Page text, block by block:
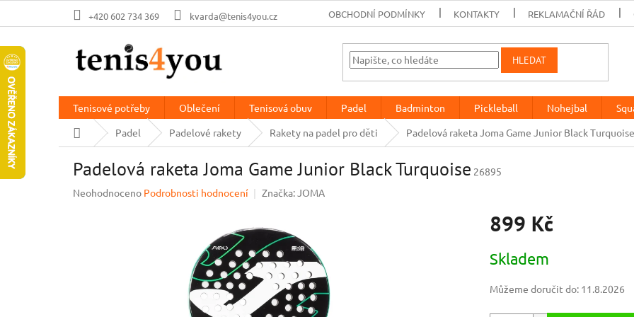
+420 602 734 369 kvarda@tenis4you.cz OBCHODNÍ PODMÍNKY KONTAKTY REKLAMAČNÍ ŘÁD
HLEDAT
Tenisové potřeby Oblečení Tenisová obuv Padel Badminton Pickleball Nohejbal
Domů
Padel Padelové rakety Rakety na padel pro děti Padelová raketa Joma Game Junior Black Turquoise
Padelová raketa Joma Game Junior Black Turquoise 26895
Průměrné
Neohodnoceno Podrobnosti hodnocení Značka:JOMA
899 Kč
cena:
Skladem
Můžeme doručit do: 11.8.2026